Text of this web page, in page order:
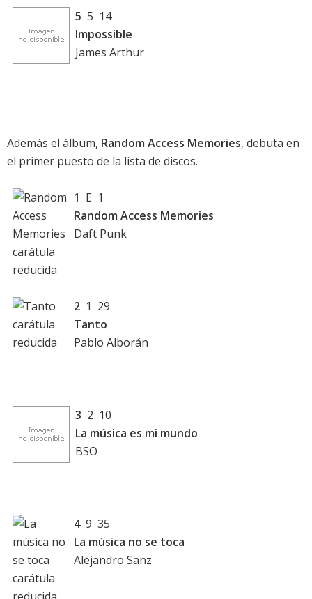
5 5 14
Impossible
James Arthur
Además el álbum, Random Access Memories, debuta en
el primer puesto de la lista de discos.
1 E 1
Random Access Memories
Daft Punk
2 1 29
Tanto
Pablo Alborán
3 2 10
La música es mi mundo
BSO
49 35
La música no se toca
Alejandro Sanz